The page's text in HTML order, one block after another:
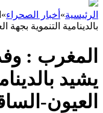
الرئيسية» أخبار الصحراء»
بالدينامية التنموية
المغرب :
يشيد
العيون-